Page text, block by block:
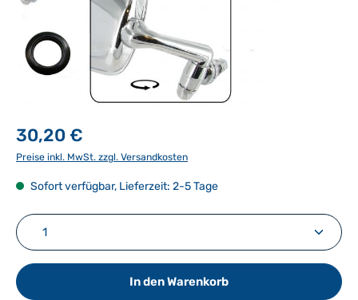
30,20 €
Preise inkl. MwSt. zzgl. Versandkosten
Sofort verfügbar, Lieferzeit: 2-5 Tage
Produkt Anzahl: Gib den gewünschten Wert ein
In den Warenkorb